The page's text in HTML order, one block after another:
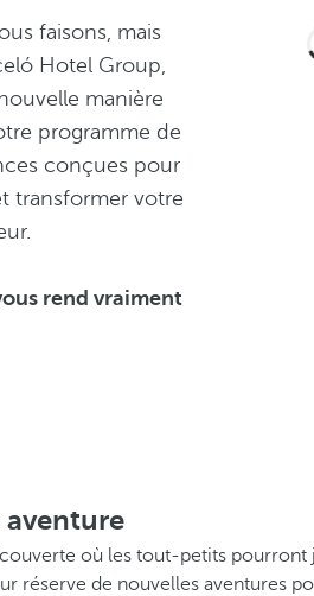
faisons, mais
Hotel Group,
manière
programme de
conçues pour
transformer votre
rend vraiment
où les tout-petits
réserve de nouvelles aventures